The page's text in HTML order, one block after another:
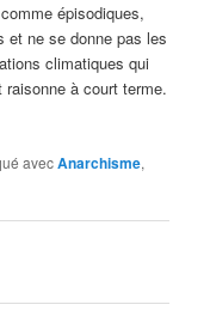
épisodiques,
et ne se donne pas les
climatiques qui
raisonne à court terme.
avecAnarchisme,